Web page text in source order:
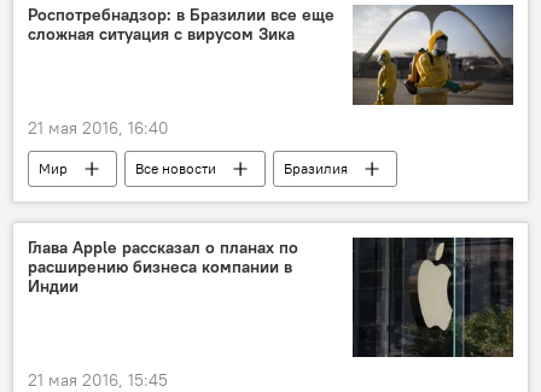
Роспотребнадзор: в Бразилии все еще
сложная ситуация с вирусом Зика
21 мая 2016, 16:40
Мир Все новости
Бразилия
Роспотребнадзор
Глава Apple рассказал о планах по
расширению бизнеса компании в
Индии
21 мая 2016, 15:45